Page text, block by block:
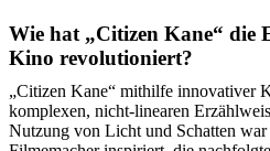
Wie hat „Citizen Kane“ die
Kino revolutioniert?
„Citizen Kane“ mithilfe innovativer
komplexen, nicht-linearen
Nutzung von Licht und Schatten